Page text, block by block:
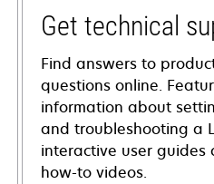
Get technical
Find answers to
questions online.
information about
and troubleshooting a
interactive user guides
how-to videos.